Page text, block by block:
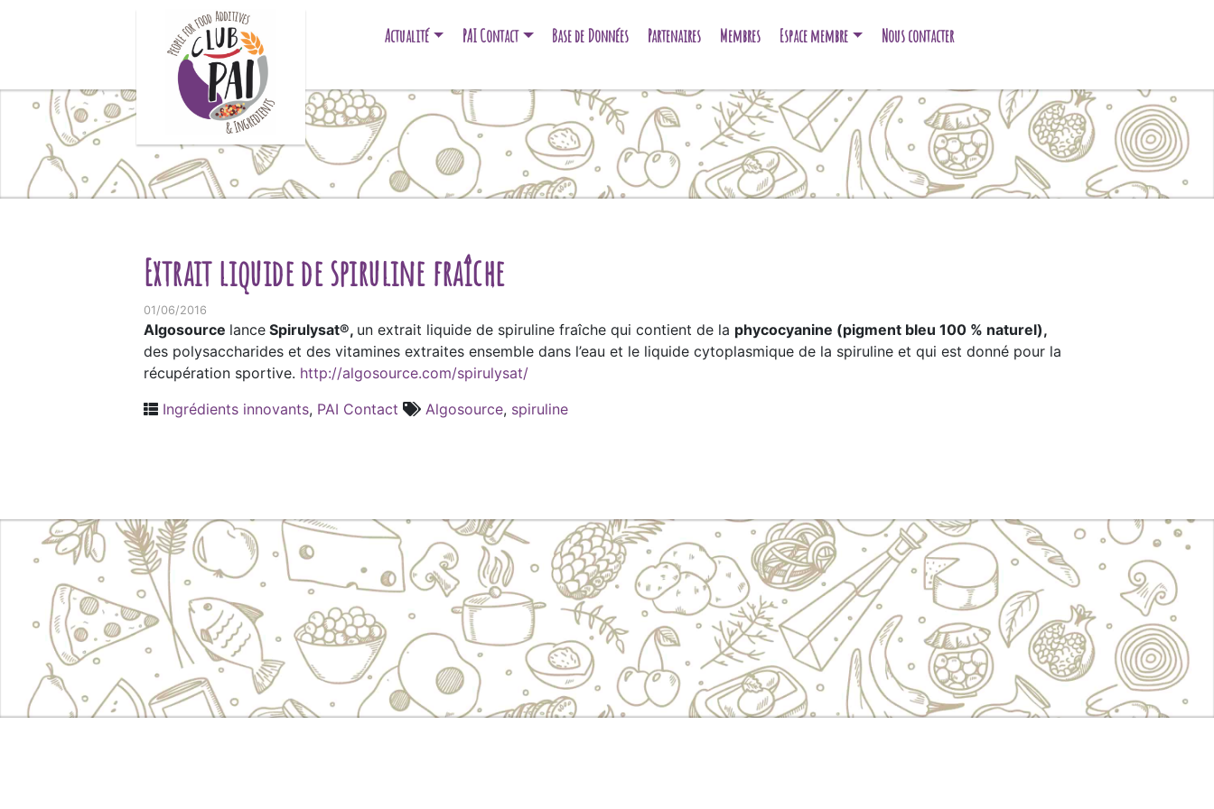
Actualité PAI Contact Base de Données Partenaires Membres Espace membre Nous contacter
Extrait liquide de spiruline fraîche
01/06/2016
Algosource lance Spirulysat®, un extrait liquide de spiruline fraîche qui contient de la phycocyanine (pigment bleu 100 % naturel),
des polysaccharides et des vitamines extraites ensemble dans l’eau et le liquide cytoplasmique de la spiruline et qui est donné pour la
récupération sportive. http://algosource.com/spirulysat/
Ingrédients innovants, PAI Contact Algosource, spiruline